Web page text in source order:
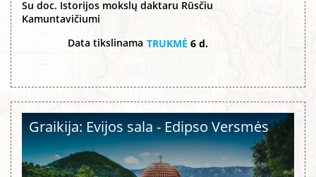
Su doc. Istorijos mokslų daktaru Rūsčiu
Kamuntavičiumi
Data tikslinama TRUKMĖ 6 d.
Graikija: Evijos sala - Edipso Versmės